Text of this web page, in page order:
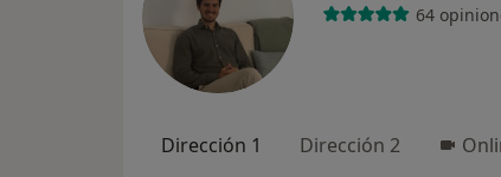
64
Dirección 1 Dirección 2